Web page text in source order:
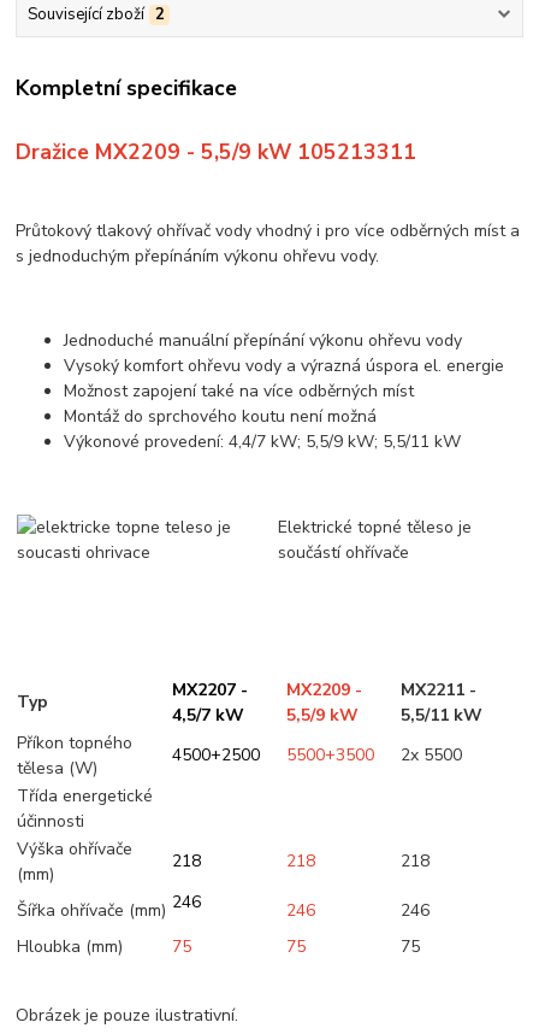
Související zboží 2
Kompletní specifikace
Dražice MX2209 - 5,5/9 kW 105213311
Průtokový tlakový ohřívač vody vhodný i pro více odběrných míst a
s jednoduchým přepínáním výkonu ohřevu vody.
Jednoduché manuální přepínání výkonu ohřevu vody
Vysoký komfort ohřevu vody a výrazná úspora el. energie
Možnost zapojení také na více odběrných míst
Montáž do sprchového koutu není možná
Výkonové provedení: 4,4/7 kW; 5,5/9 kW; 5,5/11 kW
Elektrické topné těleso je
součástí ohřívače
Typ
MX2207 -
4,5/7 kW
MX2209 -
5,5/9 kW
MX2211 -
5,5/11 kW
Příkon topného
tělesa (W)
4500+2500 5500+3500
2x 5500
Třída energetické
účinnosti
Výška ohřívače
(mm)
218 218 218
Šířka ohřívače (mm) 246 246
246
Hloubka (mm)
75 75 75
Obrázek je pouze ilustrativní.